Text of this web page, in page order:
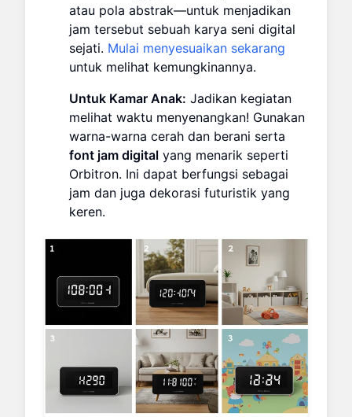
atau pola abstrak—untuk menjadikan
jam tersebut sebuah karya seni digital
sejati. Mulai menyesuaikan sekarang
untuk melihat kemungkinannya.
Untuk Kamar Anak: Jadikan kegiatan
melihat waktu menyenangkan! Gunakan
warna-warna cerah dan berani serta
font jam digital yang menarik seperti
Orbitron. Ini dapat berfungsi sebagai
jam dan juga dekorasi futuristik yang
keren.